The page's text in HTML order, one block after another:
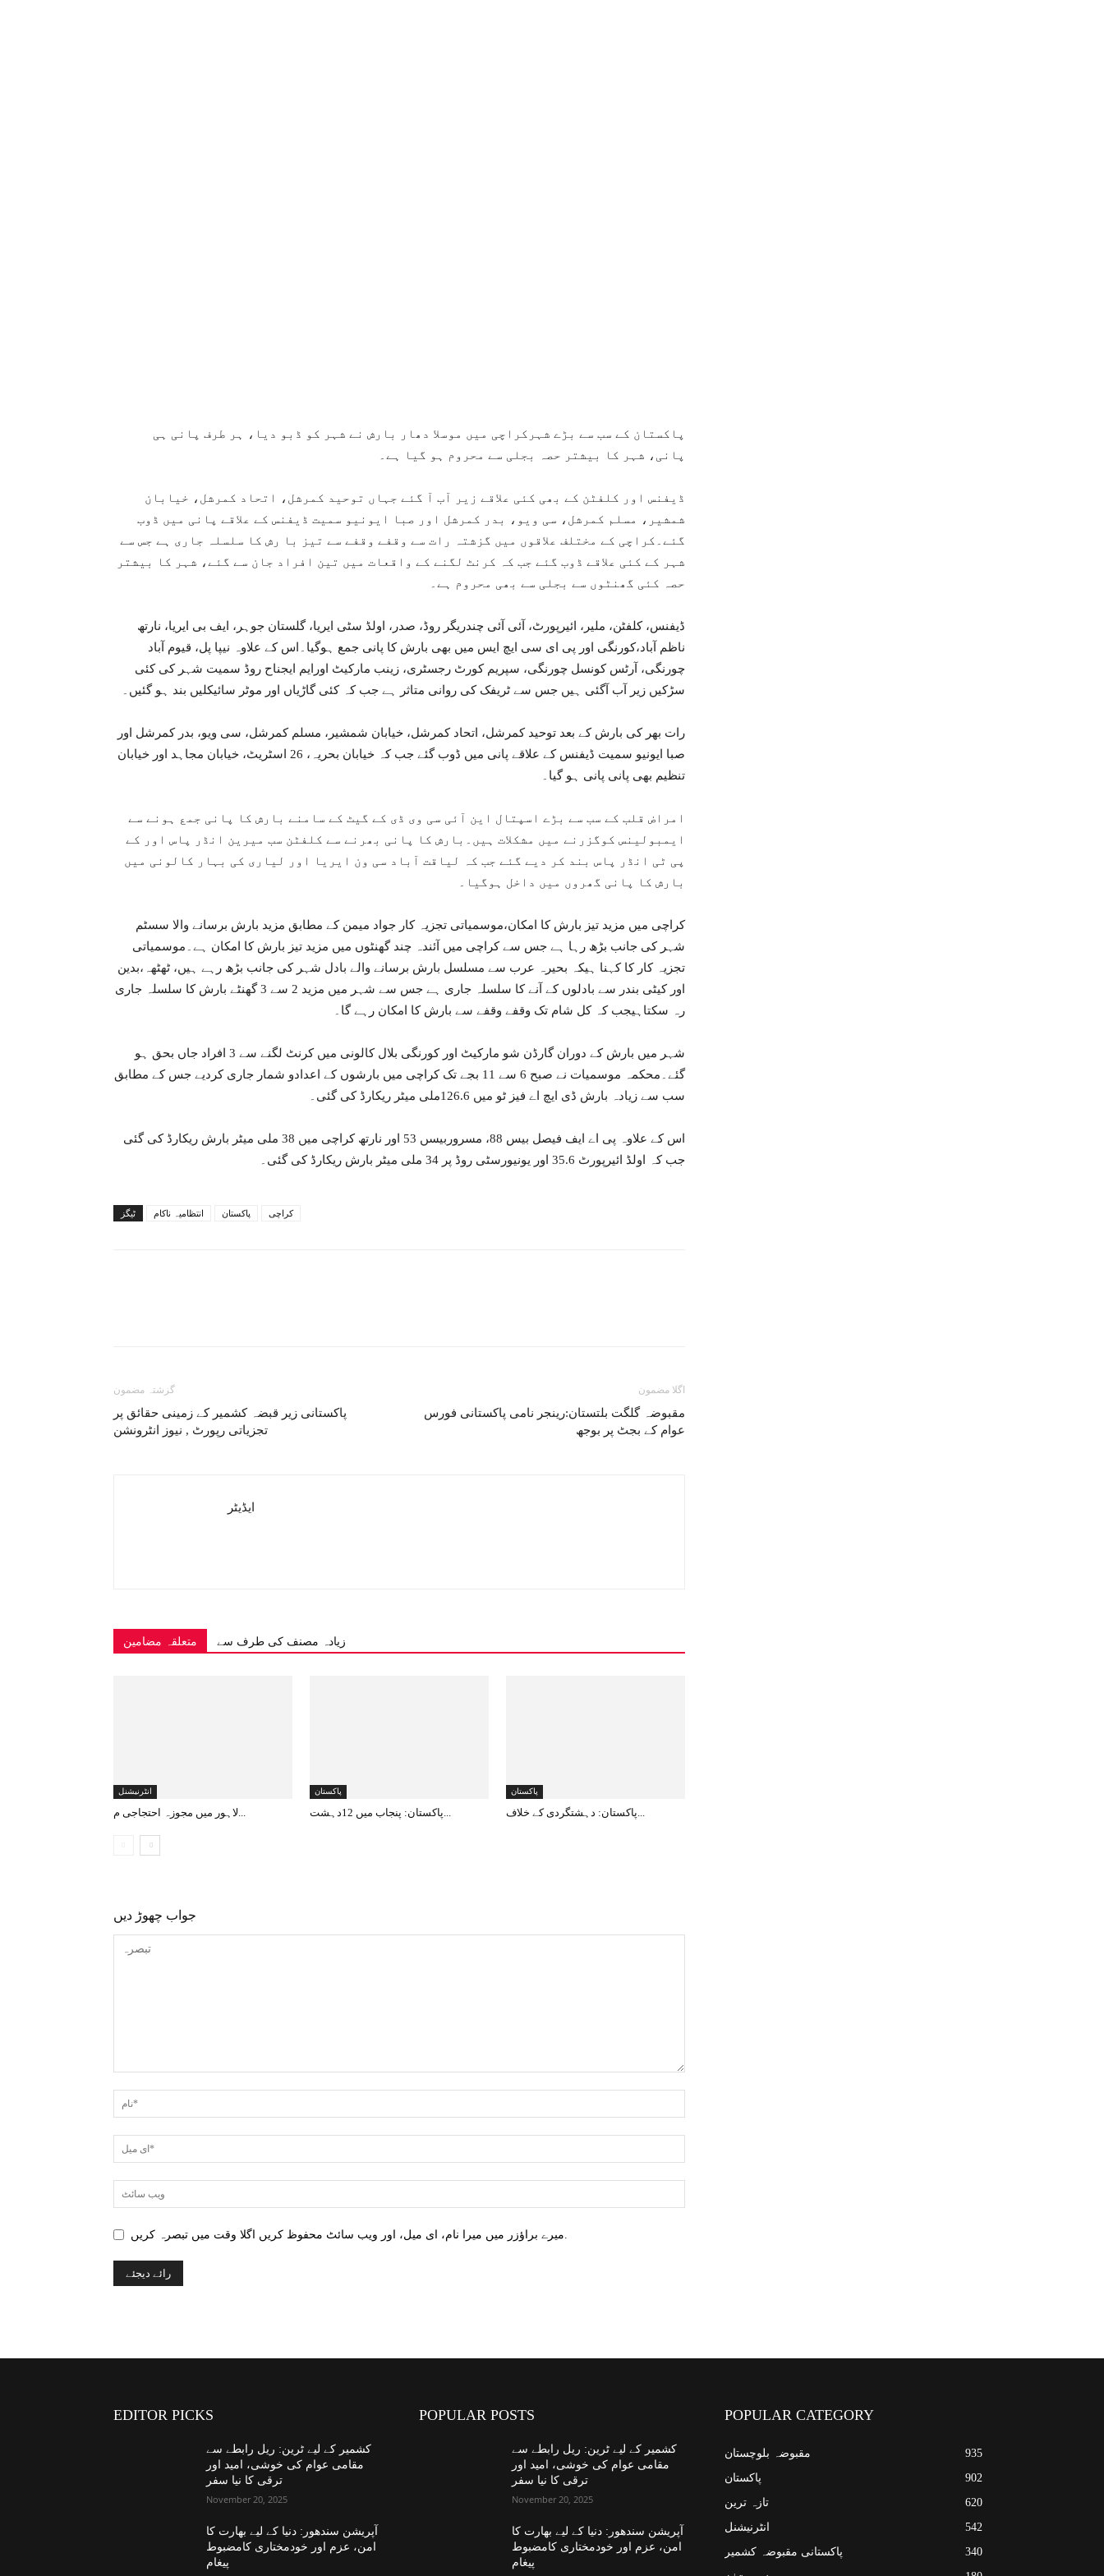
پاکستان کے سب سے بڑے شہرکراچی میں موسلا دھار بارش نے شہر کو ڈبو دیا، ہر طرف پانی ہی
پانی، شہر کا بیشتر حصہ بجلی سے محروم ہو گیا ہے۔
ڈیفنس اور کلفٹن کے بھی کئی علاقے زیر آب آ گئے جہاں توحید کمرشل، اتحاد کمرشل، خیابان
شمشیر، مسلم کمرشل، سی ویو، بدر کمرشل اور صبا ایونیو سمیت ڈیفنس کے علاقے پانی میں ڈوب
گئے۔کراچی کے مختلف علاقوں میں گزشتہ رات سے وقفے وقفے سے تیز با رش کا سلسلہ جاری ہے جس سے
شہر کے کئی علاقے ڈوب گئے جب کہ کرنٹ لگنے کے واقعات میں تین افراد جان سے گئے، شہر کا بیشتر
حصہ کئی گھنٹوں سے بجلی سے بھی محروم ہے۔
ڈیفنس، کلفٹن، ملیر، ائیرپورٹ، آئی آئی چندریگر روڈ، صدر، اولڈ سٹی ایریا، گلستان جوہر، ایف بی ایریا، نارتھ
ناظم آباد،کورنگی اور پی ای سی ایچ ایس میں بھی بارش کا پانی جمع ہوگیا۔اس کے علاوہ نیپا پل، قیوم آباد
چورنگی، آرٹس کونسل چورنگی، سپریم کورٹ رجسٹری، زینب مارکیٹ اورایم ایجناح روڈ سمیت شہر کی کئی
سڑکیں زیر آب آگئی ہیں جس سے ٹریفک کی روانی متاثر ہے جب کہ کئی گاڑیاں اور موٹر سائیکلیں بند ہو گئیں۔
رات بھر کی بارش کے بعد توحید کمرشل، اتحاد کمرشل، خیابان شمشیر، مسلم کمرشل، سی ویو، بدر کمرشل اور
صبا ایونیو سمیت ڈیفنس کے علاقے پانی میں ڈوب گئے جب کہ خیابان بحریہ، 26 اسٹریٹ، خیابان مجاہد اور خیابان
تنظیم بھی پانی پانی ہو گیا۔
امراض قلب کے سب سے بڑے اسپتال این آئی سی وی ڈی کے گیٹ کے سامنے بارش کا پانی جمع ہونے سے
ایمبولینس کوگزرنے میں مشکلات ہیں۔بارش کا پانی بھرنے سے کلفٹن سب میرین انڈر پاس اور کے
پی ٹی انڈر پاس بند کر دیے گئے جب کہ لیاقت آباد سی ون ایریا اور لیاری کی بہار کالونی میں
بارش کا پانی گھروں میں داخل ہوگیا۔
کراچی میں مزید تیز بارش کا امکان،موسمیاتی تجزیہ کار جواد میمن کے مطابق مزید بارش برسانے والا سسٹم
شہر کی جانب بڑھ رہا ہے جس سے کراچی میں آئندہ چند گھنٹوں میں مزید تیز بارش کا امکان ہے۔موسمیاتی
تجزیہ کار کا کہنا ہیکہ بحیرہ عرب سے مسلسل بارش برسانے والے بادل شہر کی جانب بڑھ رہے ہیں، ٹھٹھہ،بدین
اور کیٹی بندر سے بادلوں کے آنے کا سلسلہ جاری ہے جس سے شہر میں مزید 2 سے 3 گھنٹے بارش کا سلسلہ جاری
رہ سکتاہیجب کہ کل شام تک وقفے وقفے سے بارش کا امکان رہے گا۔
شہر میں بارش کے دوران گارڈن شو مارکیٹ اور کورنگی بلال کالونی میں کرنٹ لگنے سے 3 افراد جاں بحق ہو
گئے۔محکمہ موسمیات نے صبح 6 سے 11 بجے تک کراچی میں بارشوں کے اعدادو شمار جاری کردیے جس کے مطابق
سب سے زیادہ بارش ڈی ایچ اے فیز ٹو میں 126.6ملی میٹر ریکارڈ کی گئی۔
اس کے علاوہ پی اے ایف فیصل بیس 88، مسروربیسں 53 اور نارتھ کراچی میں 38 ملی میٹر بارش ریکارڈ کی گئی
جب کہ اولڈ ائیرپورٹ 35.6 اور یونیورسٹی روڈ پر 34 ملی میٹر بارش ریکارڈ کی گئی۔
ٹیگز انتظامیہ ناکام پاکستان کراچی
گزشتہ مضمون
پاکستانی زیر قبضہ کشمیر کے زمینی حقائق پر
تجزیاتی رپورٹ , نیوز انٹرونشن
اگلا مضمون
مقبوضہ گلگت بلتستان:رینجر نامی پاکستانی فورس
عوام کے بجٹ پر بوجھ
ایڈیٹر
متعلقہ مضامین زیادہ مصنف کی طرف سے
انٹرنیشنل
لاہور میں مجوزہ احتجاجی م...
پاکستان
پاکستان: پنجاب میں 12دہشت...
پاکستان
پاکستان: دہشتگردی کے خلاف...
جواب چھوڑ دیں
میرے براؤزر میں میرا نام، ای میل، اور ویب سائٹ محفوظ کریں اگلا وقت میں تبصرہ کریں.
EDITOR PICKS
کشمیر کے لیے ٹرین: ریل رابطے سے
مقامی عوام کی خوشی، امید اور
ترقی کا نیا سفر
November 20, 2025
آپریشن سندھور: دنیا کے لیے بھارت کا
امن، عزم اور خودمختاری کامضبوط
پیغام
POPULAR POSTS
کشمیر کے لیے ٹرین: ریل رابطے سے
مقامی عوام کی خوشی، امید اور
ترقی کا نیا سفر
November 20, 2025
آپریشن سندھور: دنیا کے لیے بھارت کا
امن، عزم اور خودمختاری کامضبوط
پیغام
POPULAR CATEGORY
مقبوضہ بلوچستان
935
پاکستان
902
تازہ ترین
620
انٹرنیشنل
542
پاکستانی مقبوضہ کشمیر
340